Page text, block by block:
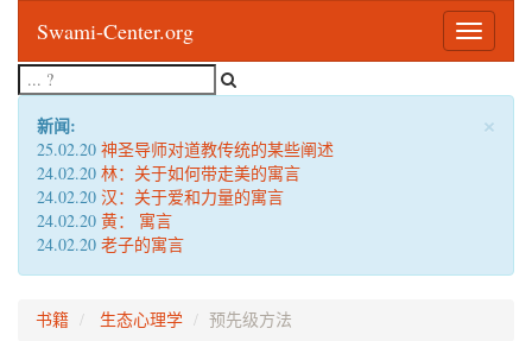
Toggle
Swami-Center.org
×
新闻:
25.02.20 神圣导师对道教传统的某些阐述
24.02.20 林：关于如何带走美的寓言
24.02.20 汉：关于爱和力量的寓言
24.02.20 黄： 寓言
24.02.20 老子的寓言
书籍 生态心理学 预先级方法